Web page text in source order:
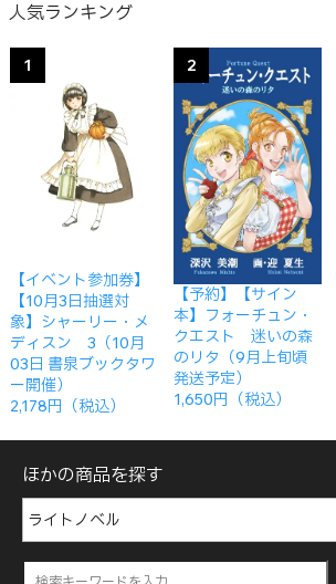
人気ランキング
1
【イベント参加券】
【10月3日抽選対
象】シャーリー・メ
ディスン 3（10月
03日 書泉ブックタワ
ー開催）
2,178円（税込）
2
【予約】【サイン
本】フォーチュン・
クエスト 迷いの森
のリタ（9月上旬頃
発送予定）
1,650円（税込）
ほかの商品を探す